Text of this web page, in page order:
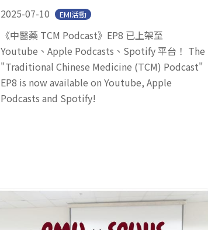
2025-07-10 EMI活動
《中醫藥 TCM Podcast》EP8 已上架至
Youtube、Apple Podcasts、Spotify 平台！ The
"Traditional Chinese Medicine (TCM) Podcast"
EP8 is now available on Youtube, Apple
Podcasts and Spotify!